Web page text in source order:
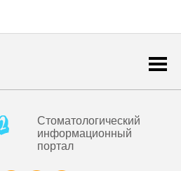
Стоматологический
информационный
портал